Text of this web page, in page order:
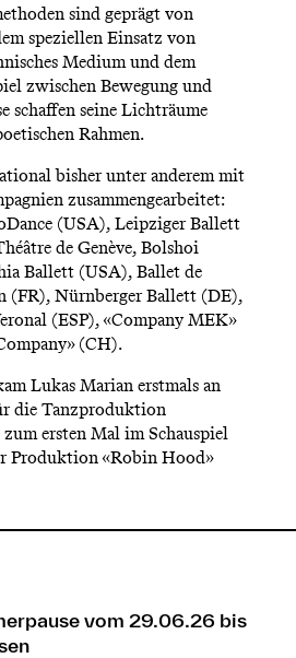
sind geprägt von
speziellen Einsatz von
Medium und dem
zwischen Bewegung und
schaﬀen seine Lichträume
Rahmen.
bisher unter anderem mit
zusammengearbeitet:
(USA), Leipziger Ballett
de Genève, Bolshoi
Ballett (USA), Ballet de
(FR), Nürnberger Ballett (DE),
(ESP), «Company MEK»
(CH).
Lukas Marian erstmals an
die Tanzproduktion
ersten Mal im Schauspiel
Produktion «Robin Hood»
vom 29.06.26 bis